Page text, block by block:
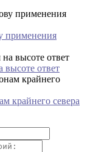
применения
высоте ответ
крайнего севера